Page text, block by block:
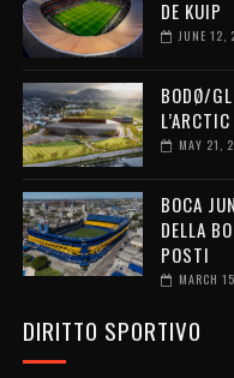
DE KUIP
JUNE 12,
BODØ/
MAY 21,
BOCA
DELLA
POSTI
MARCH
DIRITTO SPORTIVO